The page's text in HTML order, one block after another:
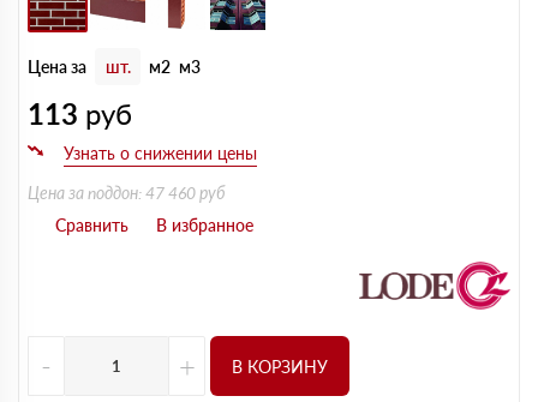
Цена за шт. м2 м3
113 руб
Цена за поддон: 47 460 руб
- + В КОРЗИНУ